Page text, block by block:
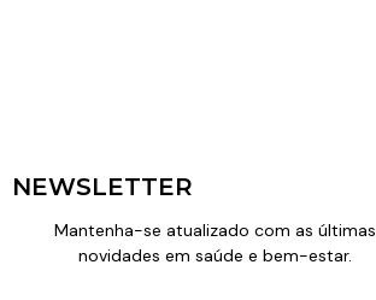
NEWSLETTER
Mantenha-se atualizado com as últimas
novidades em saúde e bem-estar.